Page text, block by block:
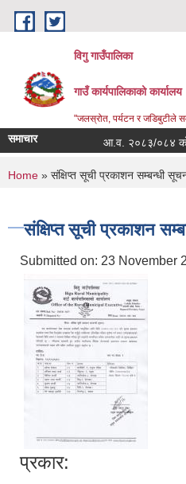
Skip to main content
विगु गाउँपालिका
गाउँ कार्यपालिकाको कार्यालय
"जलस्रोत, पर्यटन र जडिबुटीले
समाचार आ.व. २०८३/०८४ को
You are here
Home » संक्षिप्त सूची प्रकाशन सम्बन्धी
संक्षिप्त सूची प्रकाशन
Submitted on: 23 November
प्रकार: